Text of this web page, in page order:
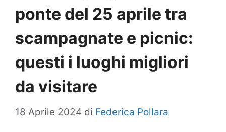
ponte del 25 aprile tra
scampagnate e picnic:
questi i luoghi migliori
da visitare
18 Aprile 2024 di Federica Pollara